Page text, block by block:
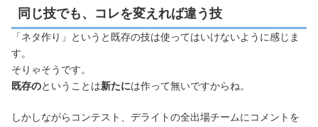
同じ技でも、コレを変えれば違う技
「ネタ作り」というと既存の技は使ってはいけないように感じま
す。
そりゃそうです。
既存のということは新たには作って無いですからね。
しかしながらコンテスト、デライトの全出場チームにコメントを